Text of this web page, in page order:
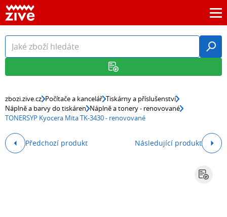
zbozi.zive.cz Počítače a kancelář Tiskárny a příslušenství
Náplně a barvy do tiskáren Náplně a tonery - renovované
TONERSYP Kyocera Mita TK-3430 - renovované
Předchozí produkt Následující produkt